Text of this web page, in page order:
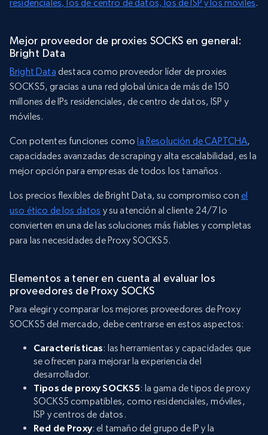
residenciales, los de centro de datos, los de ISP y los móviles.
Mejor proveedor de proxies SOCKS en general:
Bright Data
Bright Data destaca como proveedor líder de proxies
SOCKS5, gracias a una red global única de más de 150
millones de IPs residenciales, de centro de datos, ISP y
móviles.
Con potentes funciones como la Resolución de CAPTCHA,
capacidades avanzadas de scraping y alta escalabilidad, es la
mejor opción para empresas de todos los tamaños.
Los precios flexibles de Bright Data, su compromiso con el
uso ético de los datos y su atención al cliente 24/7 lo
convierten en una de las soluciones más fiables y completas
para las necesidades de Proxy SOCKS5.
Elementos a tener en cuenta al evaluar los
proveedores de Proxy SOCKS
Para elegir y comparar los mejores proveedores de Proxy
SOCKS5 del mercado, debe centrarse en estos aspectos:
Características: las herramientas y capacidades que
se ofrecen para mejorar la experiencia del
desarrollador.
Tipos de proxy SOCKS5: la gama de tipos de proxy
SOCKS5 compatibles, como residenciales, móviles,
ISP y centros de datos.
Red de Proxy: el tamaño del grupo de IP y la